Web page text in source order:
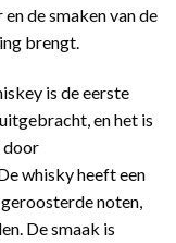
de smaken van de
brengt.
is de eerste
en het is
door
whisky heeft een
noten,
De smaak is